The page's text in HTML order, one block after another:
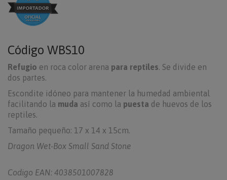
Código WBS10
Refugio en roca color arena para reptiles. Se divide en
dos partes.
Escondite idóneo para mantener la humedad ambiental
facilitando la muda así como la puesta de huevos de los
reptiles.
Tamaño pequeño: 17 x 14 x 15cm.
Dragon Wet-Box Small Sand Stone
Codigo EAN: 4038501007828